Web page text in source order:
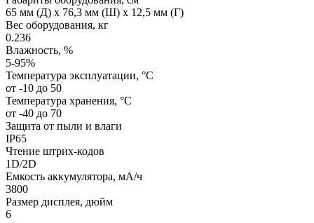
65 мм (Д) x 76,3 мм (Ш) x 12,5 мм (Г)
Вес оборудования, кг
0.236
Влажность, %
5-95%
Температура эксплуатации, °C
от -10 до 50
Температура хранения, °C
от -40 до 70
Защита от пыли и влаги
IP65
Чтение штрих-кодов
1D/2D
Емкость аккумулятора, мА/ч
3800
Размер дисплея, дюйм
6